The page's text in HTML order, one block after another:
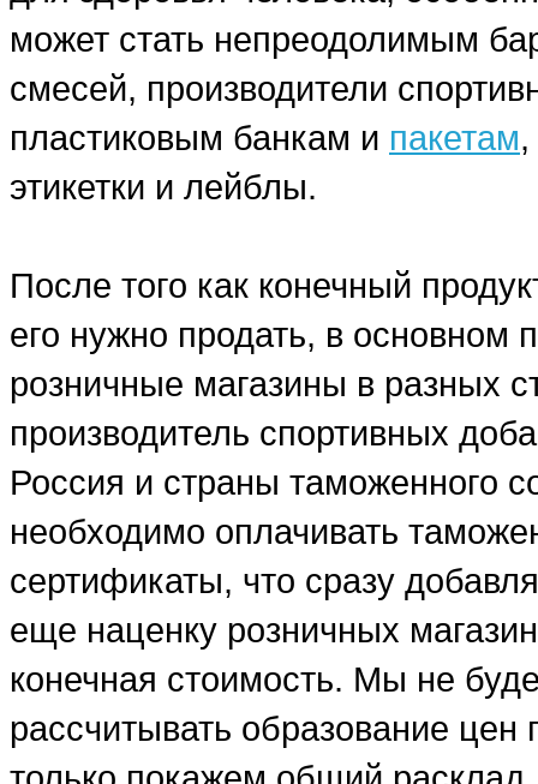
может стать непреодолимым
смесей, производители
пластиковым банкам и пакетам
этикетки и лейблы.
После того как конечный
его нужно продать, в основном
розничные магазины в разных
производитель спортивных
Россия и страны таможенного
необходимо оплачивать
сертификаты, что сразу
еще наценку розничных
конечная стоимость. Мы не
рассчитывать образование